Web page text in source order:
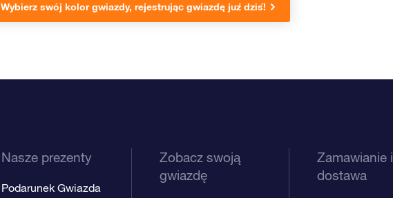
Wybierz swój kolor gwiazdy, rejestrując gwiazdę już dziś!
Nasze prezenty
Podarunek Gwiazda
Zobacz swoją
gwiazdę
Zamawianie i
dostawa